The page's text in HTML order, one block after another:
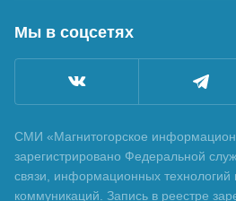
Мы в соцсетях
СМИ «Магнитогорское
зарегистрировано Федеральной
связи, информационных технологий
коммуникаций. Запись в реестре